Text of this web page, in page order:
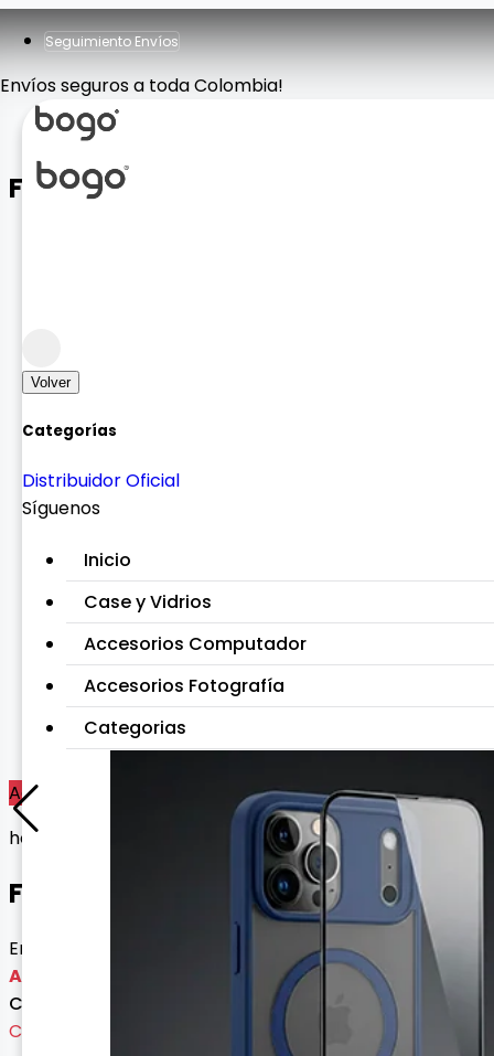
Seguimiento Envíos
Envíos seguros a toda Colombia!
Volver
Categorías
Distribuidor Oficial
Síguenos
Inicio
Case y Vidrios
Accesorios Computador
Accesorios Fotografía
Categorias
FUNDA MOSHINO AIRPODS 1/2
Agotado
homologado
FUNDA MOSHINO AIRPODS 1/2
Envío gratis con esta oferta
Agotado
Consultar precio
Cargando variantes...